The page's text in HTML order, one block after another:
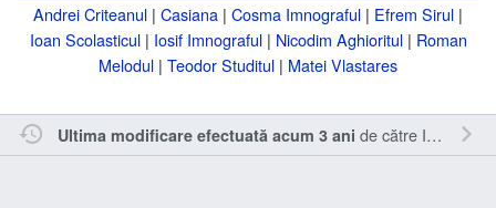
Andrei Criteanul | Casiana | Cosma Imnograful | Efrem Sirul |
Ioan Scolasticul| Iosif Imnograful| Nicodim Aghioritul| Roman
Melodul | Teodor Studitul | Matei Vlastares
Ultima modificare efectuată acum 3 ani de către Inistea .